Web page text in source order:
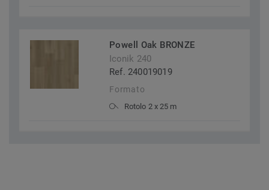
Powell Oak BRONZE
Iconik 240
Ref. 240019019
Formato
Rotolo 2 x 25 m